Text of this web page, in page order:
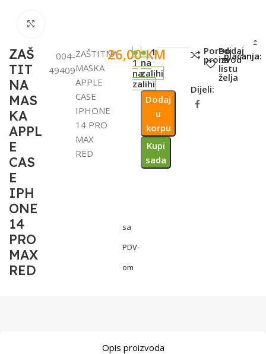
ZAŠ
TIT
NA
MAS
KA
APPL
E
CAS
E
IPH
ONE
14
PRO
MAX
RED
004-
49409
ZAŠTITNA
MASKA
APPLE
CASE
IPHONE
14 PRO
MAX
RED
26,00KM
sa
PDV-
om
1
na
zalihi
1
na
zalihi
Dodaj
u
korpu
Kupi
sada
Poredi
proizvod
Dodaj
na
listu
želja
Dijeli:
Metode
plaćanja:
Opis proizvoda